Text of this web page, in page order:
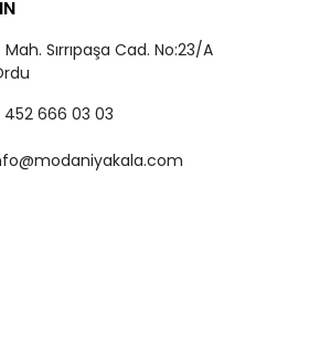
Mah. Sırrıpaşa Cad. No:23/A
452 666 03 03